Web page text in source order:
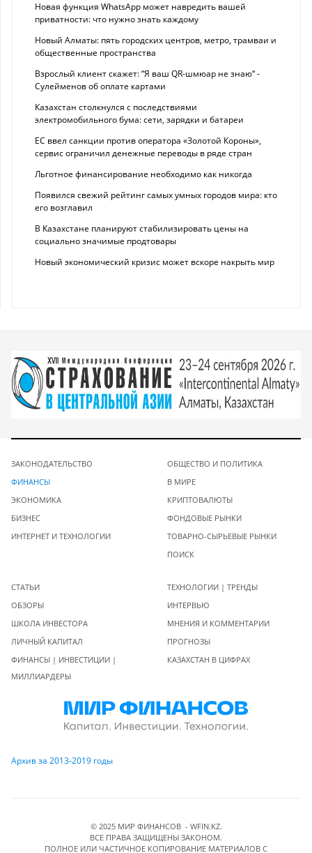
Новая функция WhatsApp может навредить вашей
приватности: что нужно знать каждому
Новый Алматы: пять городских центров, метро, трамваи и
общественные пространства
Взрослый клиент скажет: “Я ваш QR-шмюар не знаю“ -
Сулейменов об оплате картами
Казахстан столкнулся с последствиями
электромобильного бума: сети, зарядки и батареи
ЕС ввел санкции против оператора «Золотой Короны»,
сервис ограничил денежные переводы в ряде стран
Льготное финансирование необходимо как никогда
Появился свежий рейтинг самых умных городов мира: кто
его возглавил
В Казахстане планируют стабилизировать цены на
социально значимые продтовары
Новый экономический кризис может вскоре накрыть мир
ЗАКОНОДАТЕЛЬСТВО
ФИНАНСЫ
ЭКОНОМИКА
БИЗНЕС
ИНТЕРНЕТ И ТЕХНОЛОГИИ
ОБЩЕСТВО И ПОЛИТИКА
В МИРЕ
КРИПТОВАЛЮТЫ
ФОНДОВЫЕ РЫНКИ
ТОВАРНО-СЫРЬЕВЫЕ РЫНКИ
ПОИСК
СТАТЬИ
ОБЗОРЫ
ШКОЛА ИНВЕСТОРА
ЛИЧНЫЙ КАПИТАЛ
ФИНАНСЫ | ИНВЕСТИЦИИ |
МИЛЛИАРДЕРЫ
ТЕХНОЛОГИИ | ТРЕНДЫ
ИНТЕРВЬЮ
МНЕНИЯ И КОММЕНТАРИИ
ПРОГНОЗЫ
КАЗАХСТАН В ЦИФРАХ
Архив за 2013-2019 годы
© 2025 МИР ФИНАНСОВ - WFIN.KZ.
ВСЕ ПРАВА ЗАЩИЩЕНЫ ЗАКОНОМ.
ПОЛНОЕ ИЛИ ЧАСТИЧНОЕ КОПИРОВАНИЕ МАТЕРИАЛОВ C